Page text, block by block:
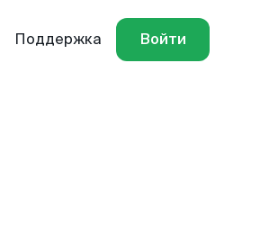
Поддержка Войти